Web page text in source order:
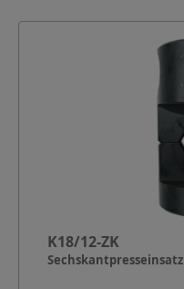
K18/12-ZK
Sechskantpresseinsatz